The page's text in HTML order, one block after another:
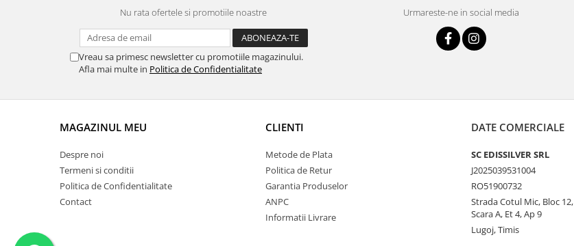
Nu rata ofertele si promotiile noastre
Vreau sa primesc newsletter cu promotiile magazinului.
Afla mai multe in Politica de Confidentialitate
Urmareste-ne in social media
MAGAZINUL MEU
Despre noi
Termeni si conditii
Politica de Confidentialitate
Contact
CLIENTI
Metode de Plata
Politica de Retur
Garantia Produselor
ANPC
Informatii Livrare
DATE COMERCIALE
SC EDISSILVER SRL
J2025039531004
RO51900732
Strada Cotul Mic, Bloc 12,
Scara A, Et 4, Ap 9
Lugoj, Timis